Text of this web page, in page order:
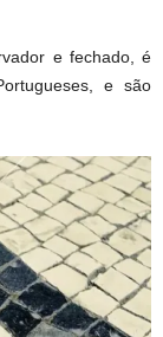
e fechado, é
e são